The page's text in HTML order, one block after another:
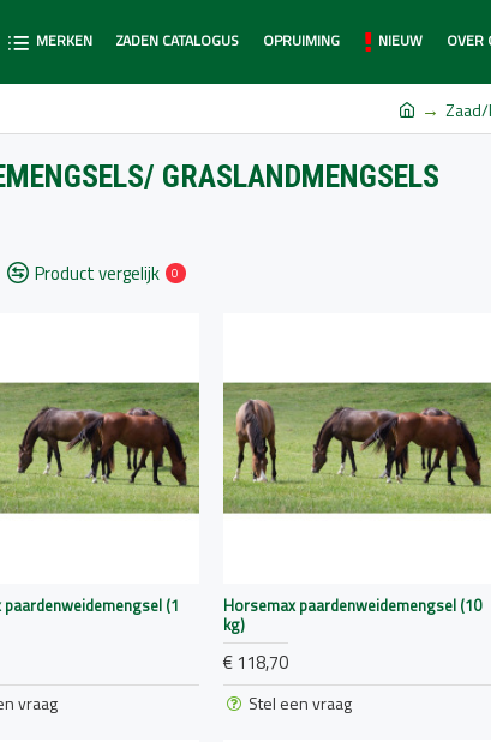
MERKEN ZADEN CATALOGUS OPRUIMING NIEUW OVER
GRASLANDMENGSELS
Product vergelijk 0
(1
vraag
Horsemax paardenweidemengsel (10
kg)
€ 118,70
Stel een vraag